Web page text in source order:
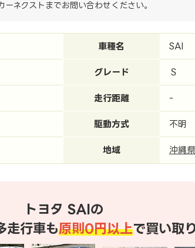
ーネクストまでお問い合わせください。
車種名 SAI
グレード Ｓ
走行距離 -
駆動方式 不明
地域 沖縄県
トヨタ SAIの
走行車も原則0円以上で買い取